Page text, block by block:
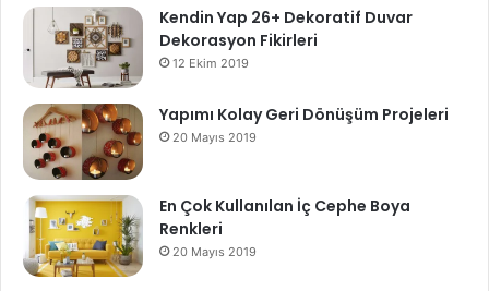
Kendin Yap 26+ Dekoratif Duvar
Dekorasyon Fikirleri
12 Ekim 2019
Yapımı Kolay Geri Dönüşüm Projeleri
20 Mayıs 2019
En Çok Kullanılan İç Cephe Boya
Renkleri
20 Mayıs 2019